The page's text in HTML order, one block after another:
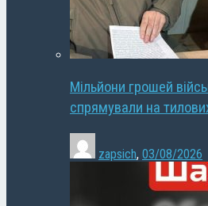
Мільйони грошей
спрямували на
zapsich, 03/08/2026